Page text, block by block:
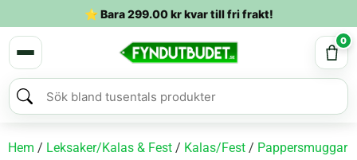
⭐ Bara299.00krkvar till fri frakt!
0
Hem / Leksaker/Kalas & Fest / Kalas/Fest / Pappersmuggar/